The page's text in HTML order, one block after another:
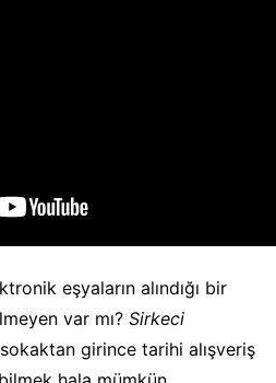
eşyaların alındığı bir
var mı? Sirkeci
sokaktan girince tarihi alışveriş